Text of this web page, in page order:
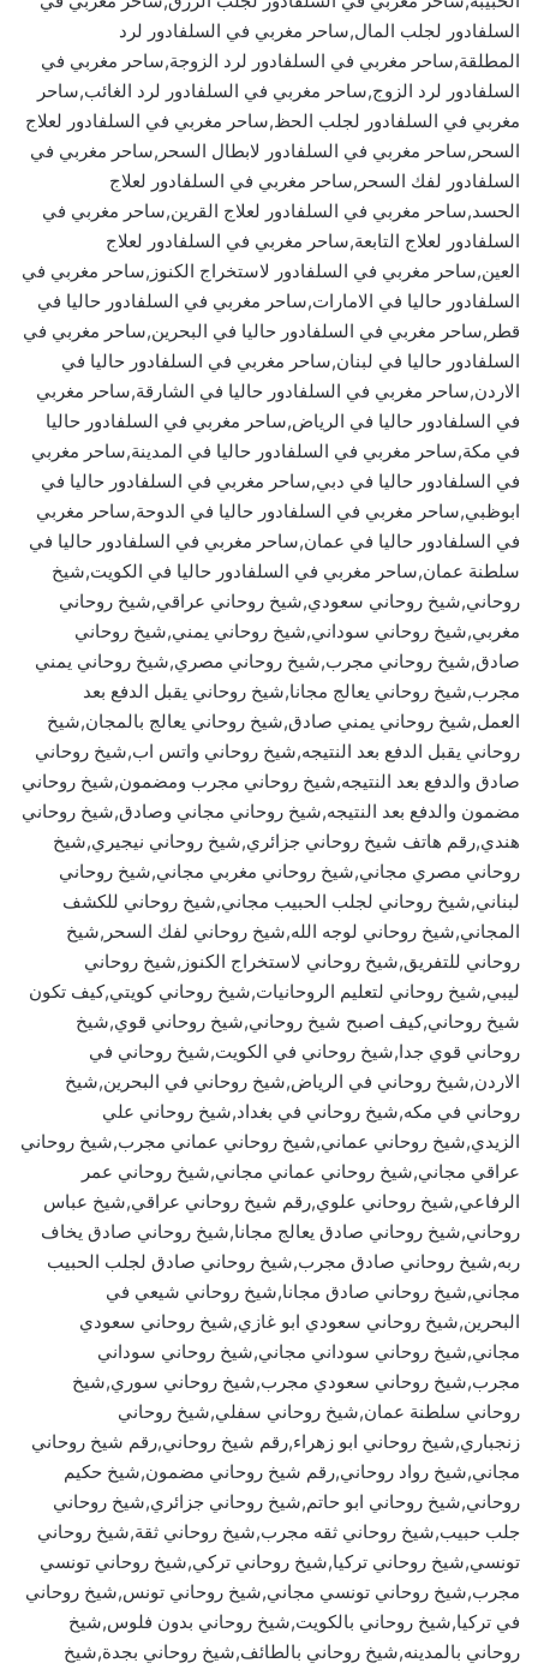
السلفادور لجلب المال,ساحر مغربي في السلفادور لرد
المطلقة,ساحر مغربي في السلفادور لرد الزوجة,ساحر مغربي في
السلفادور لرد الزوج,ساحر مغربي في السلفادور لرد الغائب,ساحر
مغربي في السلفادور لجلب الحظ,ساحر مغربي في السلفادور لعلاج
السحر,ساحر مغربي في السلفادور لابطال السحر,ساحر مغربي في
السلفادور لفك السحر,ساحر مغربي في السلفادور لعلاج
الحسد,ساحر مغربي في السلفادور لعلاج القرين,ساحر مغربي في
السلفادور لعلاج التابعة,ساحر مغربي في السلفادور لعلاج
العين,ساحر مغربي في السلفادور لاستخراج الكنوز,ساحر مغربي في
السلفادور حاليا في الامارات,ساحر مغربي في السلفادور حاليا في
قطر,ساحر مغربي في السلفادور حاليا في البحرين,ساحر مغربي في
السلفادور حاليا في لبنان,ساحر مغربي في السلفادور حاليا في
الاردن,ساحر مغربي في السلفادور حاليا في الشارقة,ساحر مغربي
في السلفادور حاليا في الرياض,ساحر مغربي في السلفادور حاليا
في مكة,ساحر مغربي في السلفادور حاليا في المدينة,ساحر مغربي
في السلفادور حاليا في دبي,ساحر مغربي في السلفادور حاليا في
ابوظبي,ساحر مغربي في السلفادور حاليا في الدوحة,ساحر مغربي
في السلفادور حاليا في عمان,ساحر مغربي في السلفادور حاليا في
سلطنة عمان,ساحر مغربي في السلفادور حاليا في الكويت,شيخ
روحاني,شيخ روحاني سعودي,شيخ روحاني عراقي,شيخ روحاني
مغربي,شيخ روحاني سوداني,شيخ روحاني يمني,شيخ روحاني
صادق,شيخ روحاني مجرب,شيخ روحاني مصري,شيخ روحاني يمني
مجرب,شيخ روحاني يعالج مجانا,شيخ روحاني يقبل الدفع بعد
العمل,شيخ روحاني يمني صادق,شيخ روحاني يعالج بالمجان,شيخ
روحاني يقبل الدفع بعد النتيجه,شيخ روحاني واتس اب,شيخ روحاني
صادق والدفع بعد النتيجه,شيخ روحاني مجرب ومضمون,شيخ روحاني
مضمون والدفع بعد النتيجه,شيخ روحاني مجاني وصادق,شيخ روحاني
هندي,رقم هاتف شيخ روحاني جزائري,شيخ روحاني نيجيري,شيخ
روحاني مصري مجاني,شيخ روحاني مغربي مجاني,شيخ روحاني
لبناني,شيخ روحاني لجلب الحبيب مجاني,شيخ روحاني للكشف
المجاني,شيخ روحاني لوجه الله,شيخ روحاني لفك السحر,شيخ
روحاني للتفريق,شيخ روحاني لاستخراج الكنوز,شيخ روحاني
ليبي,شيخ روحاني لتعليم الروحانيات,شيخ روحاني كويتي,كيف تكون
شيخ روحاني,كيف اصبح شيخ روحاني,شيخ روحاني قوي,شيخ
روحاني قوي جدا,شيخ روحاني في الكويت,شيخ روحاني في
الاردن,شيخ روحاني في الرياض,شيخ روحاني في البحرين,شيخ
روحاني في مكه,شيخ روحاني في بغداد,شيخ روحاني علي
الزيدي,شيخ روحاني عماني,شيخ روحاني عماني مجرب,شيخ روحاني
عراقي مجاني,شيخ روحاني عماني مجاني,شيخ روحاني عمر
الرفاعي,شيخ روحاني علوي,رقم شيخ روحاني عراقي,شيخ عباس
روحاني,شيخ روحاني صادق يعالج مجانا,شيخ روحاني صادق يخاف
ربه,شيخ روحاني صادق مجرب,شيخ روحاني صادق لجلب الحبيب
مجاني,شيخ روحاني صادق مجانا,شيخ روحاني شيعي في
البحرين,شيخ روحاني سعودي ابو غازي,شيخ روحاني سعودي
مجاني,شيخ روحاني سوداني مجاني,شيخ روحاني سوداني
مجرب,شيخ روحاني سعودي مجرب,شيخ روحاني سوري,شيخ
روحاني سلطنة عمان,شيخ روحاني سفلي,شيخ روحاني
زنجباري,شيخ روحاني ابو زهراء,رقم شيخ روحاني,رقم شيخ روحاني
مجاني,شيخ رواد روحاني,رقم شيخ روحاني مضمون,شيخ حكيم
روحاني,شيخ روحاني ابو حاتم,شيخ روحاني جزائري,شيخ روحاني
جلب حبيب,شيخ روحاني ثقه مجرب,شيخ روحاني ثقة,شيخ روحاني
تونسي,شيخ روحاني تركيا,شيخ روحاني تركي,شيخ روحاني تونسي
مجرب,شيخ روحاني تونسي مجاني,شيخ روحاني تونس,شيخ روحاني
في تركيا,شيخ روحاني بالكويت,شيخ روحاني بدون فلوس,شيخ
روحاني بالمدينه,شيخ روحاني بالطائف,شيخ روحاني بجدة,شيخ